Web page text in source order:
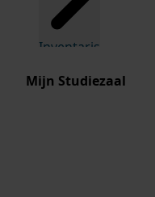
Inventaris
Mijn Studiezaal